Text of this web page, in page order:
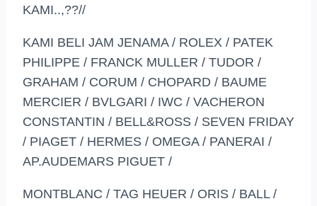
KAMI..,??//
KAMI BELI JAM JENAMA / ROLEX / PATEK
PHILIPPE / FRANCK MULLER / TUDOR /
GRAHAM / CORUM / CHOPARD / BAUME
MERCIER / BVLGARI / IWC / VACHERON
CONSTANTIN / BELL&ROSS / SEVEN FRIDAY
/ PIAGET / HERMES / OMEGA / PANERAI /
AP.AUDEMARS PIGUET /
MONTBLANC / TAG HEUER / ORIS / BALL /